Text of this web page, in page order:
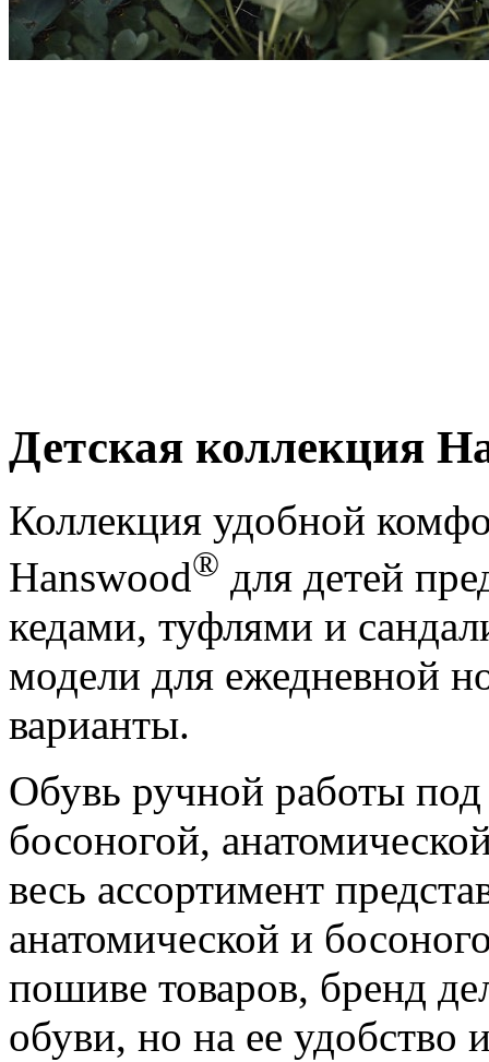
Детская коллекция
Коллекция удобной
Hanswood® для детей
кедами, туфлями и
модели для ежедневной
варианты.
Обувь ручной работы под
босоногой,
весь ассортимент
анатомической и
пошиве товаров, бренд
обуви, но на ее удобство